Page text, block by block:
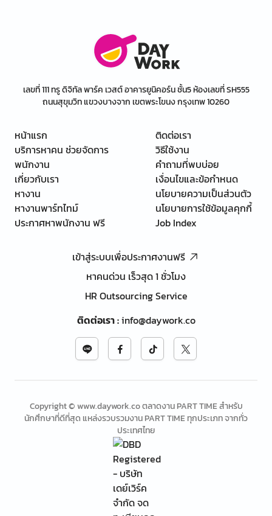
เลขที่ 111 ทรู ดิจิทัล พาร์ค เวสต์ อาคารยูนิคอร์น ชั้น5 ห้องเลขที่ SH555
ถนนสุขุมวิท แขวงบางจาก เขตพระโขนง กรุงเทพ 10260
หน้าแรก
บริการหาคน ช่วยจัดการ
พนักงาน
เกี่ยวกับเรา
หางาน
หางานพาร์ทไทม์
ประกาศหาพนักงาน ฟรี
ติดต่อเรา
วิธีใช้งาน
คำถามที่พบบ่อย
เงื่อนไขและข้อกำหนด
นโยบายความเป็นส่วนตัว
นโยบายการใช้ข้อมูลคุกกี้
Job Index
เข้าสู่ระบบเพื่อประกาศงานฟรี
หาคนด่วน เร็วสุด 1 ชั่วโมง
HR Outsourcing Service
ติดต่อเรา:info@daywork.co
Copyright © www.daywork.co ตลาดงาน PART TIME สำหรับ
นักศึกษาที่ดีที่สุด แหล่งรวบรวมงาน PART TIME ทุกประเภท จากทั่ว
ประเทศไทย